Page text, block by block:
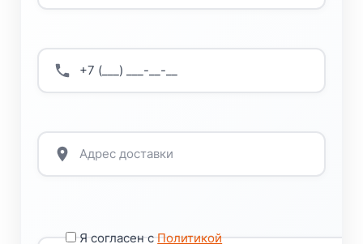
Я согласен сПолитикой